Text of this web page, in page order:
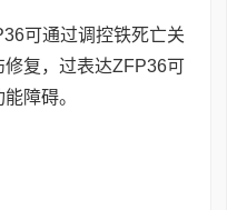
可通过调控铁死亡关
复，过表达ZFP36可
障碍。